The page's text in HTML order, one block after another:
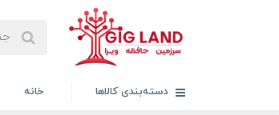
دسته‌بندی کالاها خانه